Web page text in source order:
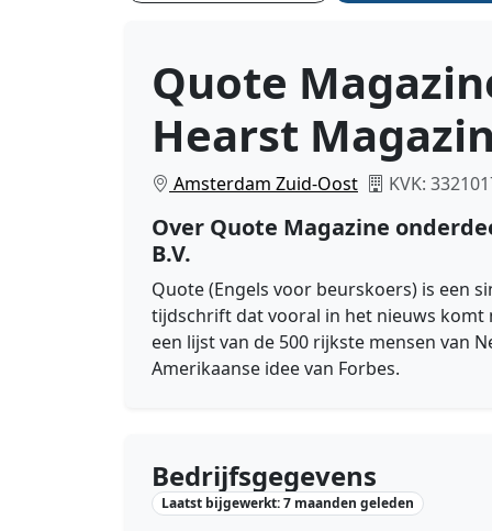
Quote
Hearst
Amsterdam Zuid-Oost KVK:
Over Quote Magazine
B.V.
Quote (Engels voor beurskoers) is een
tijdschrift dat vooral in het nieuws komt
een lijst van de 500 rijkste mensen van
Amerikaanse idee van Forbes.
Bedrijfsgegevens
Laatst bijgewerkt: 7 maanden geleden